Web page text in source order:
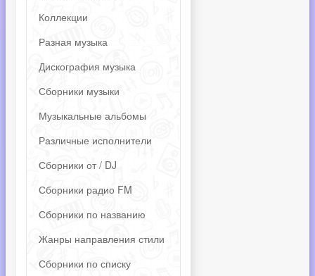
Коллекции
Разная музыка
Дискография музыка
Сборники музыки
Музыкальные альбомы
Различные исполнители
Сборники от / DJ
Сборники радио FM
Сборники по названию
Жанры направления стили
Сборники по списку